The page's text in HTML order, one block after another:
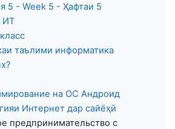
5 - Week 5 - Ҳафтаи 5
ИТ
таълими информатика
на ОС Андроид
Интернет дар сайёҳӣ
предпринимательство с